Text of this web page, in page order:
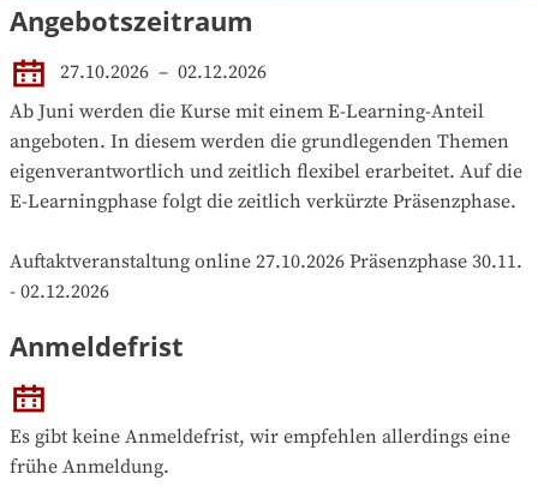
Angebotszeitraum
27.10.2026 – 02.12.2026
Ab Juni werden die Kurse mit einem E-Learning-Anteil
angeboten. In diesem werden die grundlegenden Themen
eigenverantwortlich und zeitlich flexibel erarbeitet. Auf die
E-Learningphase folgt die zeitlich verkürzte Präsenzphase.
Auftaktveranstaltung online 27.10.2026 Präsenzphase 30.11.
- 02.12.2026
Anmeldefrist
Es gibt keine Anmeldefrist, wir empfehlen allerdings eine
frühe Anmeldung.